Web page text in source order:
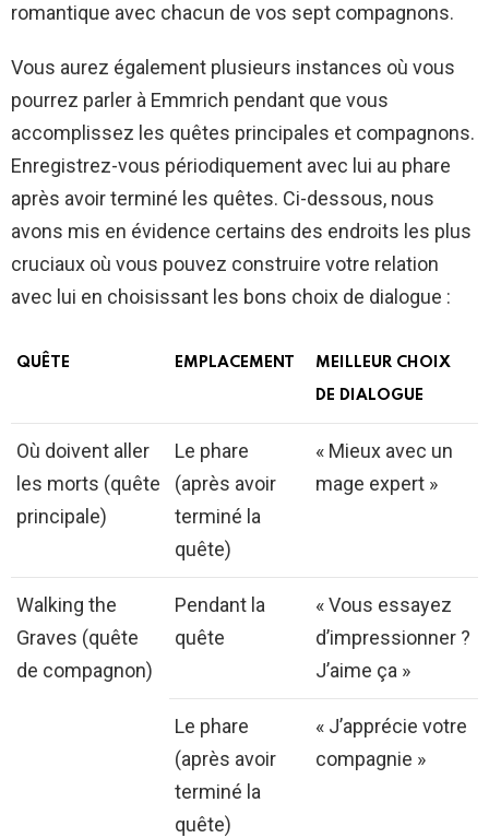
romantique avec chacun de vos sept compagnons.
Vous aurez également plusieurs instances où vous
pourrez parler à Emmrich pendant que vous
accomplissez les quêtes principales et compagnons.
Enregistrez-vous périodiquement avec lui au phare
après avoir terminé les quêtes. Ci-dessous, nous
avons mis en évidence certains des endroits les plus
cruciaux où vous pouvez construire votre relation
avec lui en choisissant les bons choix de dialogue :
QUÊTE EMPLACEMENT MEILLEUR CHOIX
DE DIALOGUE
Où doivent aller
les morts (quête
principale)
Le phare
(après avoir
terminé la
quête)
« Mieux avec un
mage expert »
Walking the
Graves (quête
de compagnon)
Pendant la
quête
« Vous essayez
d’impressionner ?
J’aime ça »
Le phare
(après avoir
terminé la
quête)
« J’apprécie votre
compagnie »